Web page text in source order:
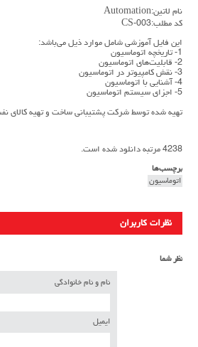
نام لاتین:Automation
کد مطلب:CS-003
این فایل آموزشی شامل موارد ذیل می‌باشد:
1- تاریخچه اتوماسیون
2- قابلیت‌های اتوماسیون
3- نقش کامپیوتر در اتوماسیون
4- آشنایی با اتوماسیون
5- اجزای سیستم اتوماسیون
تهیه شده توسط شرکت پشتیبانی ساخت و تهیه کالای
4238 مرتبه دانلود شده است.
برچسب‌ها
اتوماسیون
نظرات کاربران
نظر شما
نام و نام خانوادگی
ایمیل